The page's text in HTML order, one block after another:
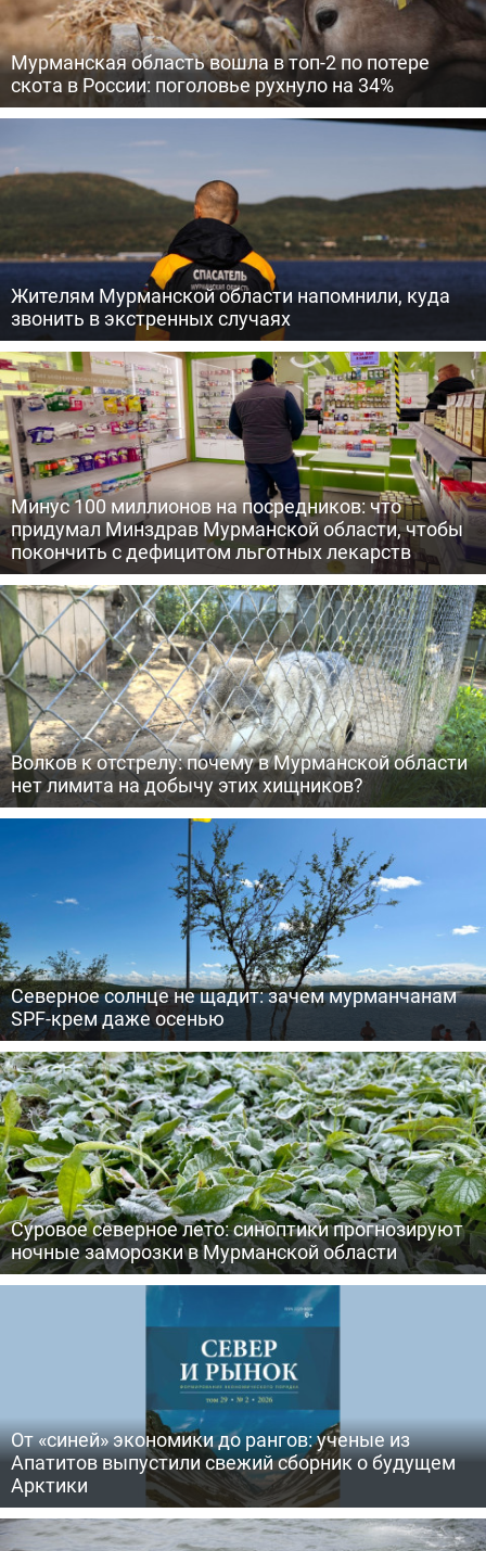
Мурманская область вошла в топ-2 по потере
скота в России: поголовье рухнуло на 34%
Жителям Мурманской области напомнили, куда
звонить в экстренных случаях
Минус 100 миллионов на посредников: что
придумал Минздрав Мурманской области, чтобы
покончить с дефицитом льготных лекарств
Волков к отстрелу: почему в Мурманской области
нет лимита на добычу этих хищников?
Северное солнце не щадит: зачем мурманчанам
SPF-крем даже осенью
Суровое северное лето: синоптики прогнозируют
ночные заморозки в Мурманской области
От «синей» экономики до рангов: ученые из
Апатитов выпустили свежий сборник о будущем
Арктики